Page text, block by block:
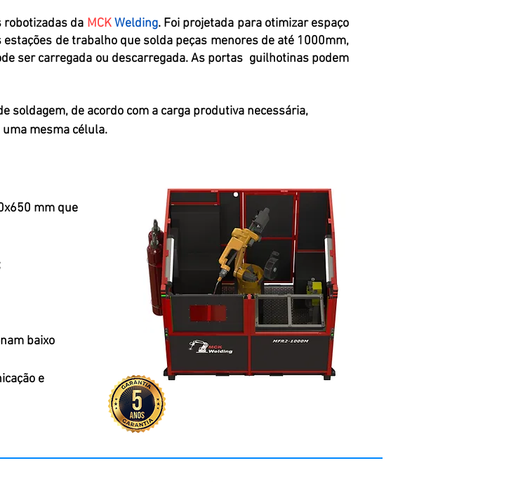
robotizadas da MCK Welding. Foi projetada para otimizar espaço
de trabalho que solda peças menores de até 1000mm,
ser carregada ou descarregada. As portas guilhotinas podem
soldagem, de acordo com a carga produtiva necessária,
mesma célula.
mm que
baixo
e